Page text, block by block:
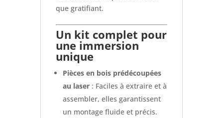
que gratifiant.
Un kit complet pour
une immersion
unique
Pièces en bois prédécoupées
au laser: Faciles à extraire et à
assembler, elles garantissent
un montage fluide et précis.